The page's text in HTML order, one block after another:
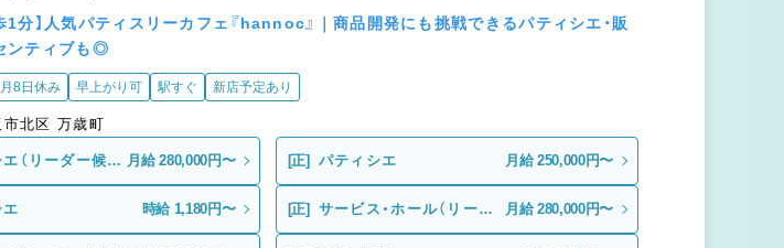
1分】人気パティスリーカフェ『hannoc』｜商品開発にも挑戦できるパティシエ・販
ンティブも◎
月8日休み 早上がり可 駅すぐ 新店予定あり
大阪府 大阪市北区 万歳町
（リーダー候
月給 280,000円〜 [正] パティシエ 月給 250,000円〜
時給 1,180円〜 [正]
サービス・ホール（リーダ
ー候補）
月給 280,000円〜